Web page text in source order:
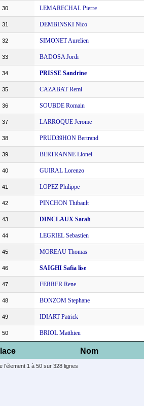
Nom
30 LEMARECHAL Pierre
31 DEMBINSKI Nico
32 SIMONET Aurelien
33 BADOSA Jordi
34 PRISSE Sandrine
35 CAZABAT Remi
36 SOUBDE Romain
37 LARROQUE Jerome
38 PRUD39HON Bertrand
39 BERTRANNE Lionel
40 GUIRAL Lorenzo
41 LOPEZ Philippe
42 PINCHON Thibault
43 DINCLAUX Sarah
44 LEGRIEL Sebastien
45 MOREAU Thomas
46 SAIGHI Safia lise
47 FERRER Rene
48 BONZOM Stephane
49 IDIART Patrick
50 BRIOL Matthieu
l'élement 1 à 50 sur 328 lignes